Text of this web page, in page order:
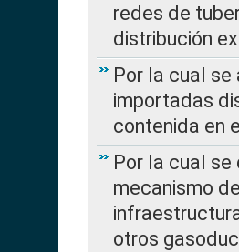
redes de
distribución
Por la cual
importadas
contenida en
Por la cual se
mecanismo
otros